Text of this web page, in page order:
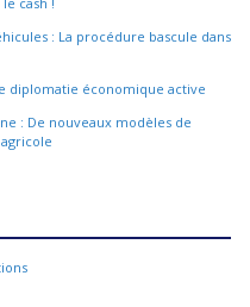
: La procédure bascule dans
diplomatie économique active
: De nouveaux modèles de